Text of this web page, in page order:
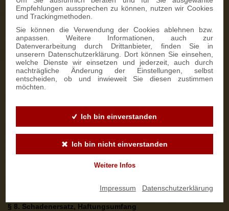
Empfehlungen aussprechen zu können, nutzen wir Cookies
und Trackingmethoden.
Sie können die Verwendung der Cookies ablehnen bzw.
anpassen. Weitere Informationen, auch zur
Datenverarbeitung durch Drittanbieter, finden Sie in
unserern Datenschutzerklärung. Dort können Sie einsehen,
welche Dienste wir einsetzen und jederzeit, auch durch
nachträgliche Änderung der Einstellungen, selbst
entscheiden, ob und inwieweit Sie diesen zustimmen
möchten.
Ich bin einverstanden
Ich bin nicht einverstanden
Weitere Infos
Impressum Datenschutzerklärung
Verbrauchern im Sinne des § 13 BGB steht ein gesetzliches
Widerrufsrecht im Rahmen der gesetzlichen Vorschriften und
nach Maßgabe der während des Bestellvorgangs erteilten
Belehrung und Informationen zu.
§ 7. Gewährleistung, Garantiebestimmungen
(1.) Soweit Sie von uns mangelhafte Ware erhalten haben, sind
Sie im Rahmen der gesetzlichen Gewährleistungsbestimmungen
berechtigt, Nacherfüllung zu verlangen, von dem Vertrag
der hier genannten Ansprüche an Dritte ist ausgeschlossen.
(2.) Die Verjährungsfrist von Gewährleistungsansprüchen für die
gelieferte Ware beträgt zwei Jahre ab Erhalt der Ware.
Waren keine Garantie iSd § 443 BGB. Etwaige seitens der
übergebenen Garantieerklärung.
§ 8. Schadenersatz, Haftungsumfang